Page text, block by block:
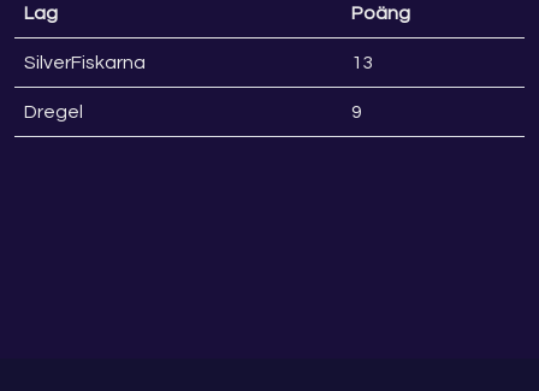
Lag Poäng
SilverFiskarna 13
Dregel 9